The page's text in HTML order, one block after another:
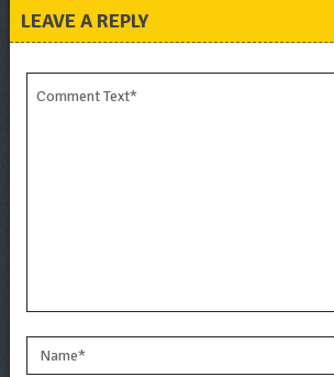
LEAVE A REPLY